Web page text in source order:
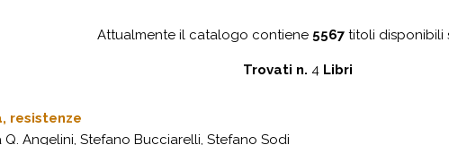
Attualmente il catalogo contiene 5567titoli disponibili
Trovati n. 4 Libri
resistenze
Q. Angelini, Stefano Bucciarelli, Stefano Sodi